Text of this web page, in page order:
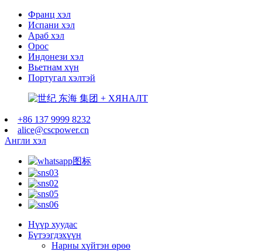
Франц хэл
Испани хэл
Араб хэл
Орос
Индонези хэл
Вьетнам хүн
Португал хэлтэй
+86 137 9999 8232
alice@cscpower.cn
Англи хэл
Нүүр хуудас
Бүтээгдэхүүн
Нарны хүйтэн өрөө